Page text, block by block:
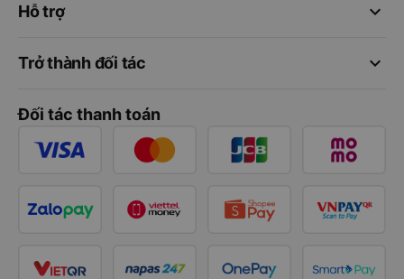
keyboard_arrow_down
Hỗ trợ
keyboard_arrow_down
Trở thành đối tác
Đối tác thanh toán